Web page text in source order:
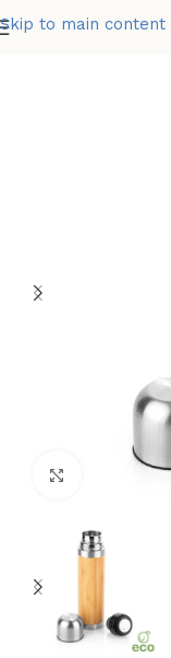
Skip to main content
Clic para